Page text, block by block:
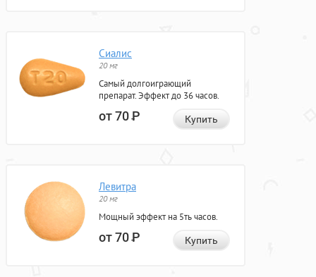
Сиалис
20 мг
Самый долгоиграющий
препарат. Эффект до 36 часов.
от 70Р Купить
Левитра
20 мг
Мощный эффект на 5ть часов.
от 70Р Купить